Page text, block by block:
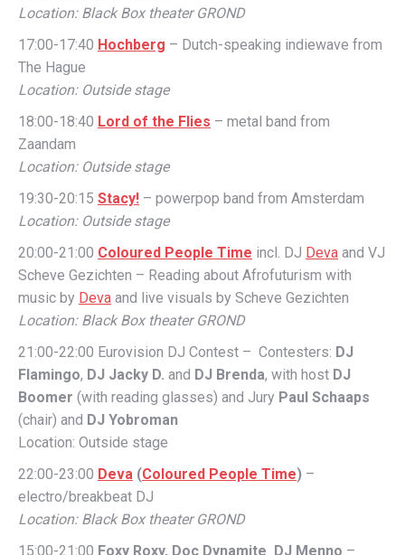
Location: Black Box theater GROND
17:00-17:40 Hochberg – Dutch-speaking indiewave from
The Hague
Location: Outside stage
18:00-18:40 Lord of the Flies – metal band from
Zaandam
Location: Outside stage
19:30-20:15 Stacy! – powerpop band from Amsterdam
Location: Outside stage
20:00-21:00 Coloured People Time incl. DJ Deva and VJ
Scheve Gezichten – Reading about Afrofuturism with
music by Deva ​ and live visuals by Scheve Gezichten
Location: Black Box theater GROND
21:00-22:00 Eurovision DJ Contest – Contesters: DJ
Flamingo, DJ Jacky D. and DJ Brenda​, with host DJ
Boomer (with reading glasses) and Jury Paul Schaaps
(chair) and DJ Yobroman
Location: Outside stage
22:00-23:00 Deva ​ (Coloured People Time) –
electro/breakbeat DJ
Location: Black Box theater GROND
15:00-21:00 Foxy Roxy, Doc Dynamite DJ Menno –